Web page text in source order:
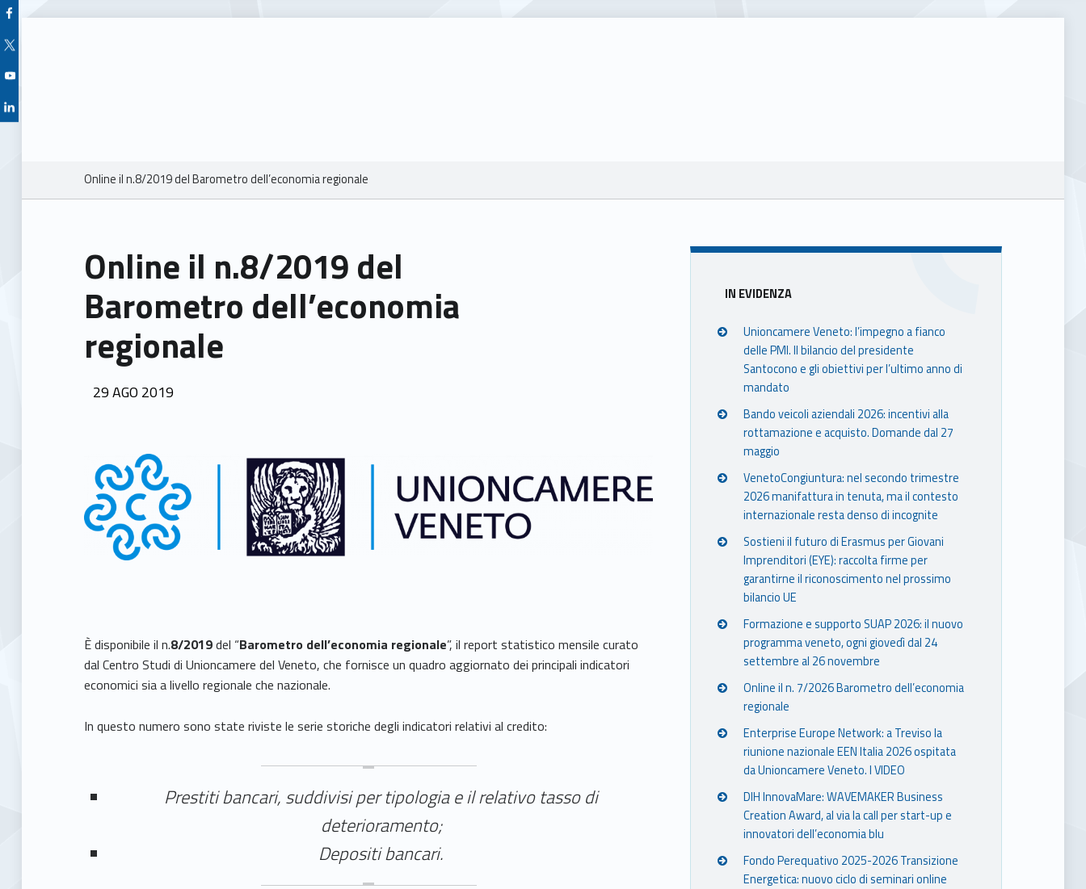
Facebook Unioncamere Veneto
Twitter Unioncamere Veneto
Youtube Unioncamere Veneto
Linkedin Unioncamere Veneto
Breadcrumbs navigation
Online il n.8/2019 del Barometro dell’economia regionale
Online il n.8/2019 del
Barometro dell’economia
regionale
POSTED ON:
29AGO 2019
È disponibile il n.8/2019del “Barometro dell’economia regionale”, il report statistico mensile curato
dal Centro Studi di Unioncamere del Veneto, che fornisce un quadro aggiornato dei principali indicatori
economici sia a livello regionale che nazionale.
In questo numero sono state riviste le serie storiche degli indicatori relativi al credito:
Prestiti bancari, suddivisi per tipologia e il relativo tasso di
deterioramento;
Depositi bancari.
Sidebar
IN EVIDENZA
Unioncamere Veneto: l’impegno a fianco
delle PMI. Il bilancio del presidente
Santocono e gli obiettivi per l’ultimo anno di
mandato
Bando veicoli aziendali 2026: incentivi alla
rottamazione e acquisto. Domande dal 27
maggio
VenetoCongiuntura: nel secondo trimestre
2026 manifattura in tenuta, ma il contesto
internazionale resta denso di incognite
Sostieni il futuro di Erasmus per Giovani
Imprenditori (EYE): raccolta firme per
garantirne il riconoscimento nel prossimo
bilancio UE
Formazione e supporto SUAP 2026: il nuovo
programma veneto, ogni giovedì dal 24
settembre al 26 novembre
Online il n. 7/2026 Barometro dell’economia
regionale
Enterprise Europe Network: a Treviso la
riunione nazionale EEN Italia 2026 ospitata
da Unioncamere Veneto. I VIDEO
DIH InnovaMare: WAVEMAKER Business
Creation Award, al via la call per start-up e
innovatori dell’economia blu
Fondo Perequativo 2025-2026 Transizione
Energetica: nuovo ciclo di seminari online